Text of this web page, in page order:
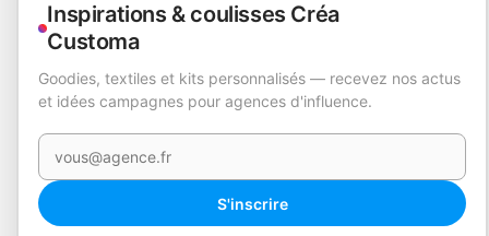
Inspirations & coulisses Créa
Customa
Goodies, textiles et kits personnalisés — recevez nos actus
et idées campagnes pour agences d'influence.
Votre e-mail
S'inscrire